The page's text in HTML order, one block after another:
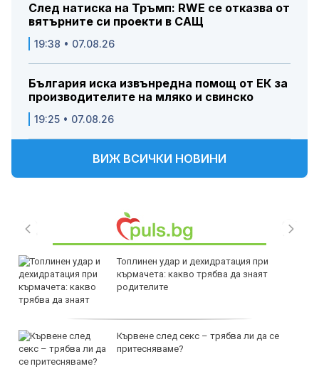
След натиска на Тръмп: RWE се отказва от
вятърните си проекти в САЩ
19:38 • 07.08.26
България иска извънредна помощ от ЕК за
производителите на мляко и свинско
19:25 • 07.08.26
ВИЖ ВСИЧКИ НОВИНИ
Топлинен удар и дехидратация при
кърмачета: какво трябва да знаят
родителите
Кървене след секс – трябва ли да се
притесняваме?